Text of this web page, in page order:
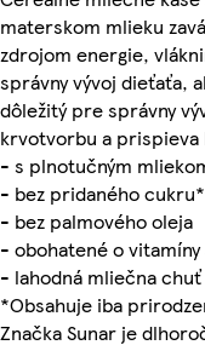
materskom mlieku
zdrojom energie,
správny vývoj dieťaťa,
dôležitý pre správny
krvotvorbu a
- s plnotučným
- bez pridaného cukru*
- bez palmového oleja
- obohatené o
- lahodná mliečna chuť
*Obsahuje iba
Značka Sunar je